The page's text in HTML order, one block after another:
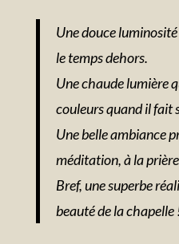
Une douce
le temps dehors.
Une chaude lumière
couleurs quand il fait
Une belle ambiance
méditation, à la
Bref, une superbe
beauté de la chapelle